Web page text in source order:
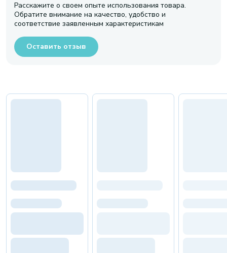
Расскажите о своем опыте использования товара.
Обратите внимание на качество, удобство и
соответствие заявленным характеристикам
Оставить отзыв